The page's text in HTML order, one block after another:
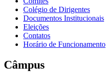
Colégio de Dirigentes
Documentos Institucionais
Eleições
Contatos
Horário de Funcionamento
Câmpus